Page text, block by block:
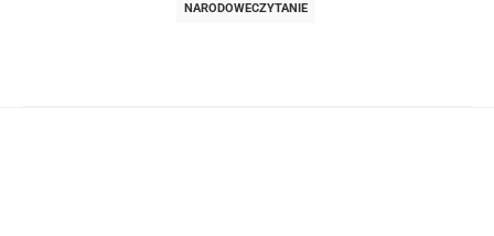
NARODOWECZYTANIE